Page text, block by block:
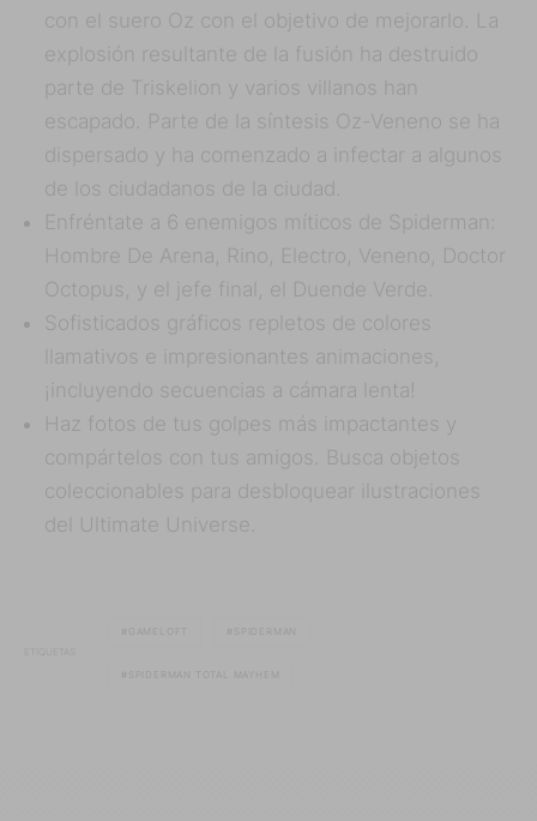
con el suero Oz con el objetivo de mejorarlo. La
explosión resultante de la fusión ha destruido
parte de Triskelion y varios villanos han
escapado. Parte de la síntesis Oz-Veneno se ha
dispersado y ha comenzado a infectar a algunos
de los ciudadanos de la ciudad.
Enfréntate a 6 enemigos míticos de Spiderman:
Hombre De Arena, Rino, Electro, Veneno, Doctor
Octopus, y el jefe final, el Duende Verde.
Sofisticados gráficos repletos de colores
llamativos e impresionantes animaciones,
¡incluyendo secuencias a cámara lenta!
Haz fotos de tus golpes más impactantes y
compártelos con tus amigos. Busca objetos
coleccionables para desbloquear ilustraciones
del Ultimate Universe.
ETIQUETAS
GAMELOFT SPIDERMAN
SPIDERMAN TOTAL MAYHEM